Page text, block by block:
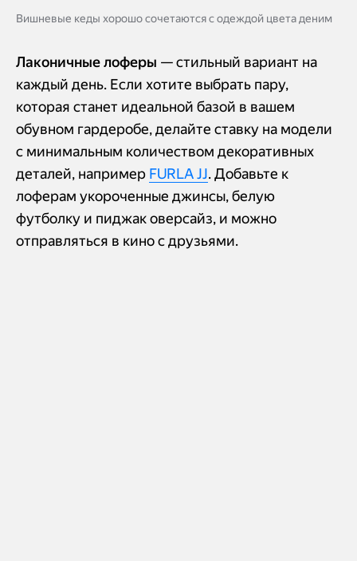
Вишневые кеды хорошо сочетаются с одеждой цвета деним
Лаконичные лоферы — стильный вариант на
каждый день. Если хотите выбрать пару,
которая станет идеальной базой в вашем
обувном гардеробе, делайте ставку на модели
с минимальным количеством декоративных
деталей, например FURLA JJ. Добавьте к
лоферам укороченные джинсы, белую
футболку и пиджак оверсайз, и можно
отправляться в кино с друзьями.